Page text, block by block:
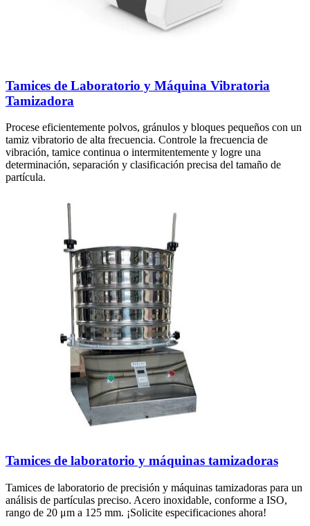
Tamices de Laboratorio y Máquina Vibratoria
Tamizadora
Procese eficientemente polvos, gránulos y bloques pequeños con un
tamiz vibratorio de alta frecuencia. Controle la frecuencia de
vibración, tamice continua o intermitentemente y logre una
determinación, separación y clasificación precisa del tamaño de
partícula.
Tamices de laboratorio y máquinas tamizadoras
Tamices de laboratorio de precisión y máquinas tamizadoras para un
análisis de partículas preciso. Acero inoxidable, conforme a ISO,
rango de 20 μm a 125 mm. ¡Solicite especificaciones ahora!